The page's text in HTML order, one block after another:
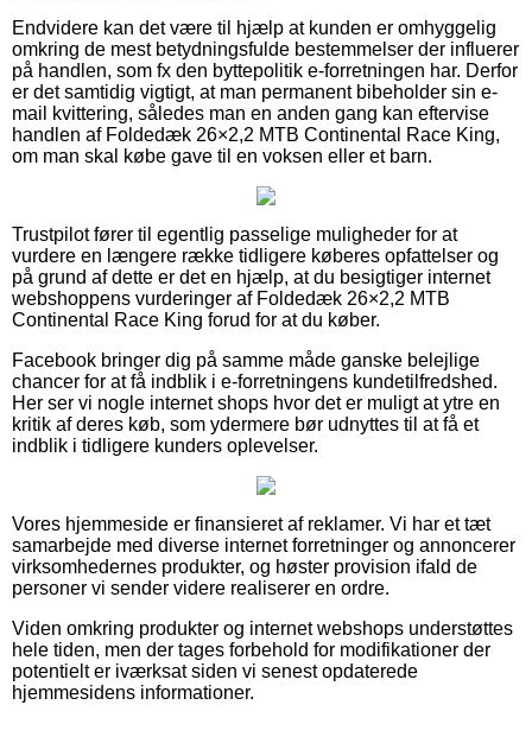
Endvidere kan det være til hjælp at kunden er omhyggelig
omkring de mest betydningsfulde bestemmelser der influerer
på handlen, som fx den byttepolitik e-forretningen har. Derfor
er det samtidig vigtigt, at man permanent bibeholder sin e-
mail kvittering, således man en anden gang kan eftervise
handlen af Foldedæk 26×2,2 MTB Continental Race King,
om man skal købe gave til en voksen eller et barn.
Trustpilot fører til egentlig passelige muligheder for at
vurdere en længere række tidligere køberes opfattelser og
på grund af dette er det en hjælp, at du besigtiger internet
webshoppens vurderinger af Foldedæk 26×2,2 MTB
Continental Race King forud for at du køber.
Facebook bringer dig på samme måde ganske belejlige
chancer for at få indblik i e-forretningens kundetilfredshed.
Her ser vi nogle internet shops hvor det er muligt at ytre en
kritik af deres køb, som ydermere bør udnyttes til at få et
indblik i tidligere kunders oplevelser.
Vores hjemmeside er finansieret af reklamer. Vi har et tæt
samarbejde med diverse internet forretninger og annoncerer
virksomhedernes produkter, og høster provision ifald de
personer vi sender videre realiserer en ordre.
Viden omkring produkter og internet webshops understøttes
hele tiden, men der tages forbehold for modifikationer der
potentielt er iværksat siden vi senest opdaterede
hjemmesidens informationer.